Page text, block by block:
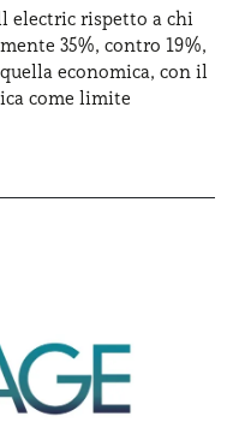
electric rispetto a chi
35%, contro 19%,
economica, con il
come limite